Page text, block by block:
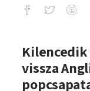
Megjelent
vissza